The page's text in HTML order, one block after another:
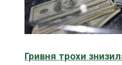
Гривня трохи